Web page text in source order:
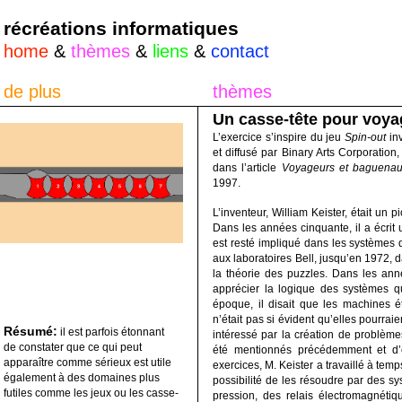
récréations informatiques
home & thèmes & liens & contact
Résumé: il est parfois étonnant
de constater que ce qui peut
apparaître comme sérieux est utile
également à des domaines plus
futiles comme les jeux ou les casse-
thèmes
de plus
Un casse-tête pour
L’exercice s’inspire du jeuSpin-out
et diffusé par Binary Arts
dans l’article Voyageurs et
1997.
L’inventeur, William Keister, était un
Dans les années cinquante, il a
est resté impliqué dans les
aux laboratoires Bell, jusqu’en 1972,
la théorie des puzzles. Dans les
apprécier la logique des systèmes
époque, il disait que les machines
n’était pas si évident qu’elles
intéressé par la création de
été mentionnés précédemment et
exercices, M. Keister a travaillé à
possibilité de les résoudre par des
pression, des relais